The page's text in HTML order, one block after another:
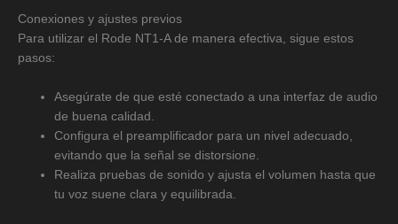
Conexiones y ajustes previos
Para utilizar el Rode NT1-A de manera efectiva, sigue estos
pasos:
Asegúrate de que esté conectado a una interfaz de audio
de buena calidad.
Configura el preamplificador para un nivel adecuado,
evitando que la señal se distorsione.
Realiza pruebas de sonido y ajusta el volumen hasta que
tu voz suene clara y equilibrada.